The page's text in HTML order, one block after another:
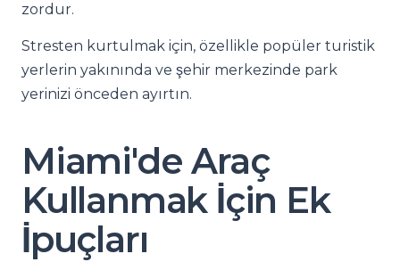
zordur.
Stresten kurtulmak için, özellikle popüler turistik
yerlerin yakınında ve şehir merkezinde park
yerinizi önceden ayırtın.
Miami'de Araç
Kullanmak İçin Ek
İpuçları